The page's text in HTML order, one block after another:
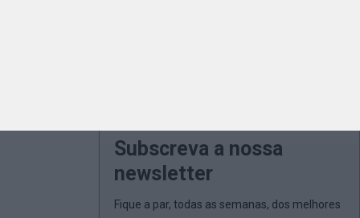
Subscreva a nossa
newsletter
Fique a par, todas as semanas, dos melhores